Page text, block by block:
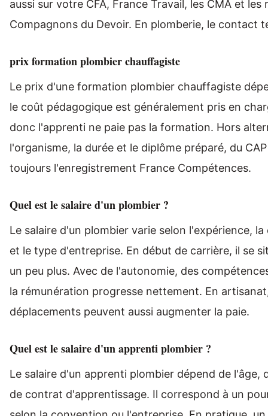
aussi sur votre CFA, France Travail, les CMA et les
Compagnons du Devoir. En plomberie, le contact
prix formation plombier chauffagiste
Le prix d'une formation plombier chauffagiste
le coût pédagogique est généralement pris en
donc l'apprenti ne paie pas la formation. Hors
l'organisme, la durée et le diplôme préparé, du
toujours l'enregistrement France Compétences.
Quel est le salaire d'un plombier ?
Le salaire d'un plombier varie selon l'expérience,
et le type d'entreprise. En début de carrière, il se
un peu plus. Avec de l'autonomie, des
la rémunération progresse nettement. En
déplacements peuvent aussi augmenter la paie.
Quel est le salaire d'un apprenti plombier ?
Le salaire d'un apprenti plombier dépend de
de contrat d'apprentissage. Il correspond à un